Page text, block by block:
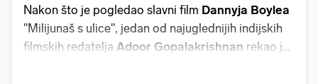
Nakon što je pogledao slavni film Dannyja Boylea
"Milijunaš s ulice", jedan od najuglednijih indijskih
filmskih redatelja Adoor Gopalakrishnan rekao je